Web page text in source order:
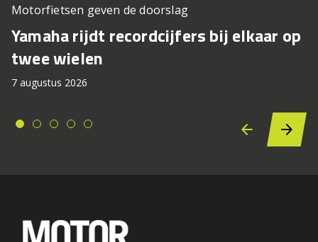
Motorfietsen geven de doorslag
Yamaha rijdt recordcijfers bij elkaar op
twee wielen
7 augustus 2026